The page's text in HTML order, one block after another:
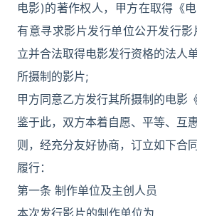
电影)的著作权人，甲方在取得《
有意寻求影片发行单位公开发行
立并合法取得电影发行资格的法人
所摄制的影片;
甲方同意乙方发行其所摄制的电影《
鉴于此，双方本着自愿、平等、互
则，经充分友好协商，订立如下合
履行：
第一条 制作单位及主创人员
本次发行影片的制作单位为_________